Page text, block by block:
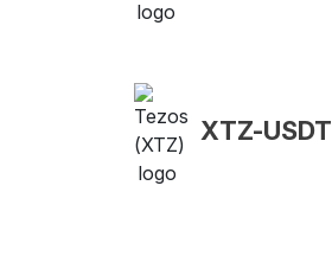
XTZ-USDT